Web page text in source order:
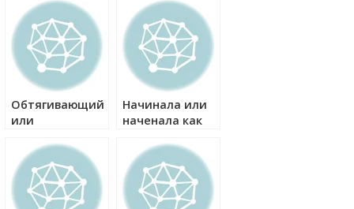
как правильно?
Обтягивающий
или
как правильно?
Начинала или
наченала как